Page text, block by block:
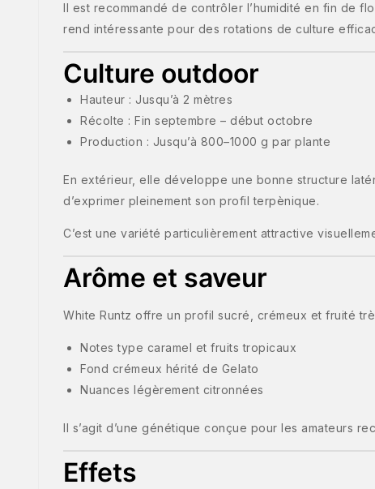
Il est recommandé de contrôler l’humidité en fin de
rend intéressante pour des rotations de culture
Culture outdoor
Hauteur : Jusqu’à 2 mètres
Récolte : Fin septembre – début octobre
Production : Jusqu’à 800–1000 g par plante
En extérieur, elle développe une bonne structure
d’exprimer pleinement son profil terpènique.
C’est une variété particulièrement attractive
Arôme et saveur
White Runtz offre un profil sucré, crémeux et fruité
Notes type caramel et fruits tropicaux
Fond crémeux hérité de Gelato
Nuances légèrement citronnées
Il s’agit d’une génétique conçue pour les amateurs
Effets